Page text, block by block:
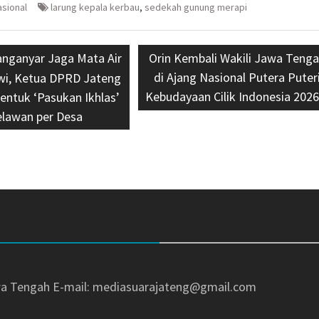
larung kepala kerbau, sedekah gunung merapi
Jaga Mata Air
Ketua DPRD Jateng
‘Pasukan Ikhlas’
per Desa
Next
post:
Orin Kembali Wakili Jawa
di Ajang Nasional Putera
Kebudayaan Cilik Indonesia 2026
Tengah E-mail: mediasuarajateng@gmail.com